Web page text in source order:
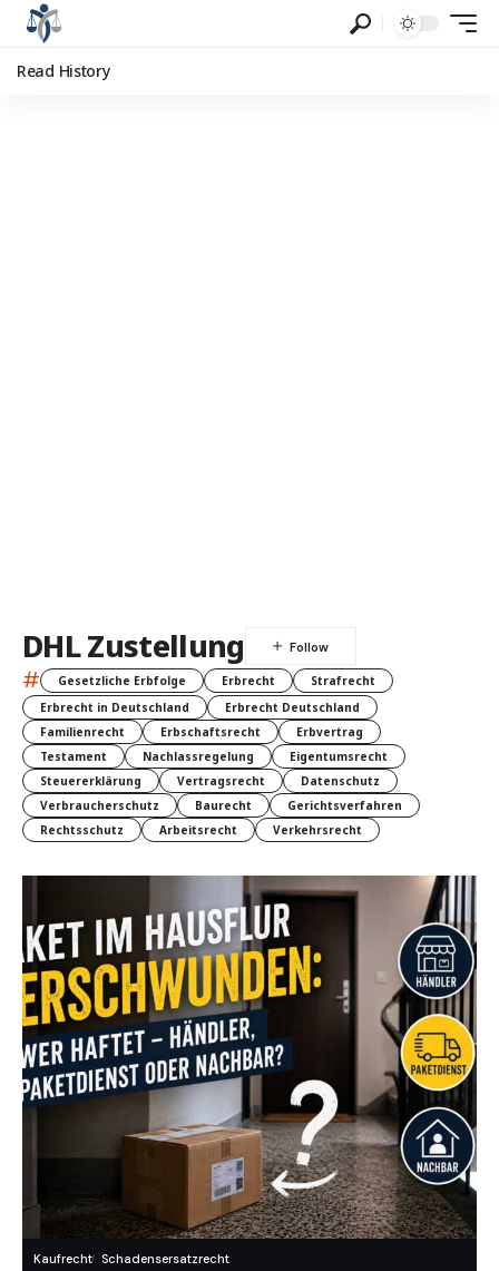
Read History
DHL Zustellung
# Gesetzliche Erbfolge Erbrecht
Strafrecht
Erbrecht in Deutschland
Erbrecht Deutschland
Familienrecht
Erbschaftsrecht
Erbvertrag
Testament
Nachlassregelung
Eigentumsrecht
Steuererklärung
Vertragsrecht
Datenschutz
Verbraucherschutz
Baurecht
Gerichtsverfahren
Rechtsschutz
Arbeitsrecht Verkehrsrecht
Kaufrecht Schadensersatzrecht